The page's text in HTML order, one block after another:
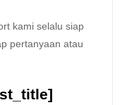
kami selalu siap
pertanyaan atau